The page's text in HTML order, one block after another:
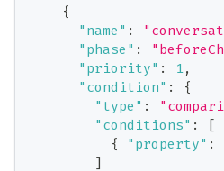
{
"name" :
"phase" :
"priority" : 1,
"condition" :
{
"type" :
"conditions" :
[
{
"property" :
]